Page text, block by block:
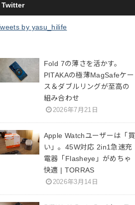
Twitter
by yasu_hilife
Fold 7の薄さを活かす。
PITAKAの極薄MagSafeケー
ス＆ダブルリングが至高の
組み合わせ
2026年7月21日
Apple Watchユーザーは「買
い」。45W対応 2in1急速充
電器「Flasheye」がめちゃ
快適 | TORRAS
2026年3月14日